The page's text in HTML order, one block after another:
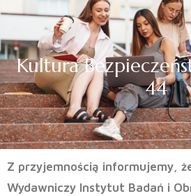
Kultura
44
Z przyjemnością informujemy,
Wydawniczy Instytut Badań i